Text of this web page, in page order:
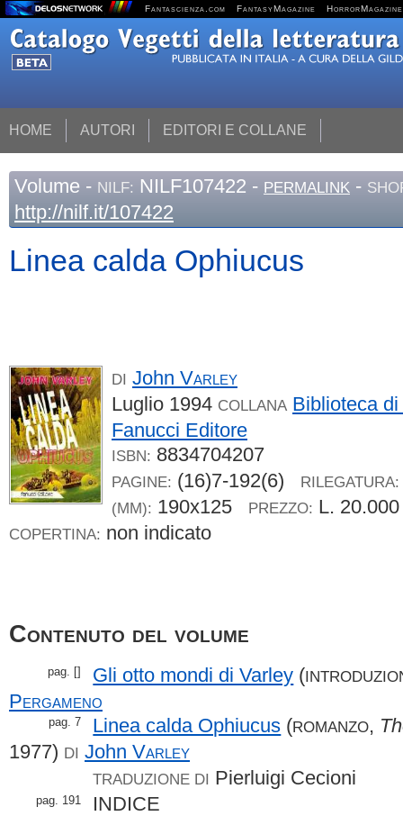
Fantascienza.com FantasyMagazine HorrorMagazine
HOME AUTORI EDITORI E COLLANE
Volume - NILF: NILF107422 - PERMALINK -
http://nilf.it/107422
Linea calda Ophiucus
DI John Varley
Luglio 1994 COLLANA Biblioteca
Fanucci Editore
ISBN: 8834704207
PAGINE: (16)7-192(6) RILEGATURA:
(MM): 190x125 PREZZO: L.
COPERTINA: non indicato
Contenuto del volume
pag. [] Gli otto mondi di Varley (
Pergameno
pag. 7 Linea calda Ophiucus (ROMANZO,
1977) DI John Varley
TRADUZIONE DI Pierluigi Cecioni
pag. 191 INDICE